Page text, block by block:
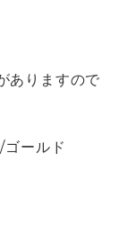
ありますので
ールド